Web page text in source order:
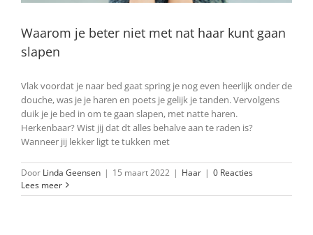
Waarom je beter niet met nat haar kunt gaan
slapen
Vlak voordat je naar bed gaat spring je nog even heerlijk onder de
douche, was je je haren en poets je gelijk je tanden. Vervolgens
duik je je bed in om te gaan slapen, met natte haren.
Herkenbaar? Wist jij dat dt alles behalve aan te raden is?
Wanneer jij lekker ligt te tukken met
Door Linda Geensen | 15 maart 2022 | Haar | 0 Reacties
Lees meer